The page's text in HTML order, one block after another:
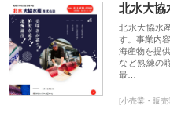
北水大協
北水大協水
す。事業内
海産物を提
など熟練の
最…
[小売業・販